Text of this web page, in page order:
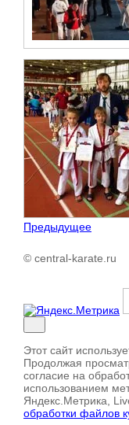
Предыдущее
© central-karate.ru
Этот сайт
Продолжая
согласие на
использованием
Яндекс.Метрика,
обработки файлов